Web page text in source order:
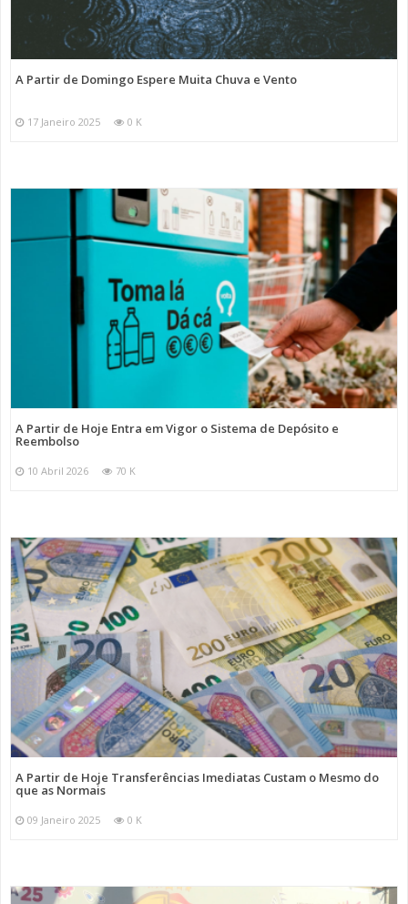
A Partir de Domingo Espere Muita Chuva e Vento
17 Janeiro 2025 0 K
A Partir de Hoje Entra em Vigor o Sistema de Depósito e
Reembolso
10 Abril 2026 70 K
A Partir de Hoje Transferências Imediatas Custam o Mesmo do
que as Normais
09 Janeiro 2025 0 K